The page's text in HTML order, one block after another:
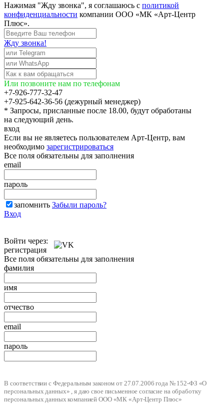
Нажимая "Жду звонка", я соглашаюсь с политикой
конфиденциальности компании ООО «МК «Арт-Центр
Плюс».
Жду звонка!
Или позвоните нам по телефонам
+7-926-777-32-47
+7-925-642-36-56 (дежурный менеджер)
* Запросы, присланные после 18.00, будут обработаны
на следующий день.
вход
Если вы не являетесь пользователем Арт-Центр, вам
необходимо зарегистрироваться
Все поля обязательны для заполнения
email
пароль
запомнить Забыли пароль?
Вход
Войти через:
регистрация
Все поля обязательны для заполнения
фамилия
имя
отчество
email
пароль
В соответствии с Федеральным законом от 27.07.2006 года № 152-ФЗ «О
персональных данных» , я даю свое письменное согласие на обработку
персональных данных компанией ООО «МК «Арт-Центр Плюс»